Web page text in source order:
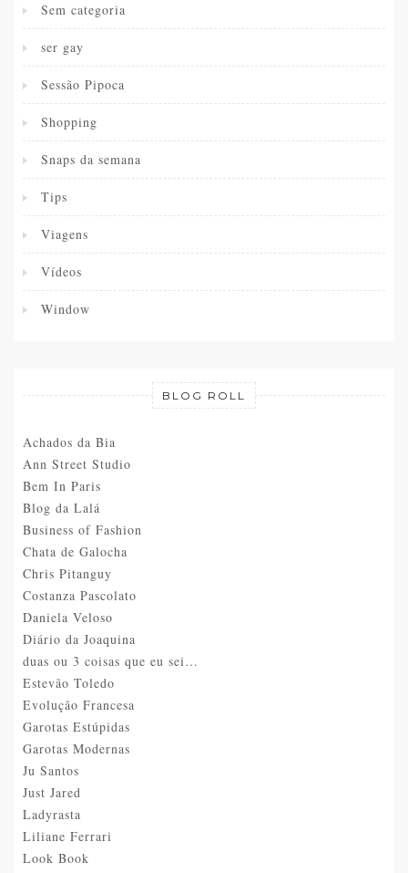
Sem categoria
ser gay
Sessão Pipoca
Shopping
Snaps da semana
Tips
Viagens
Vídeos
Window
BLOG ROLL
Achados da Bia
Ann Street Studio
Bem In Paris
Blog da Lalá
Business of Fashion
Chata de Galocha
Chris Pitanguy
Costanza Pascolato
Daniela Veloso
Diário da Joaquina
duas ou 3 coisas que eu sei…
Estevão Toledo
Evolução Francesa
Garotas Estúpidas
Garotas Modernas
Ju Santos
Just Jared
Ladyrasta
Liliane Ferrari
Look Book